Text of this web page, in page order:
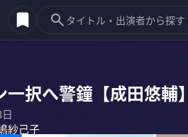
択へ警鐘【成田悠輔】
紗己子